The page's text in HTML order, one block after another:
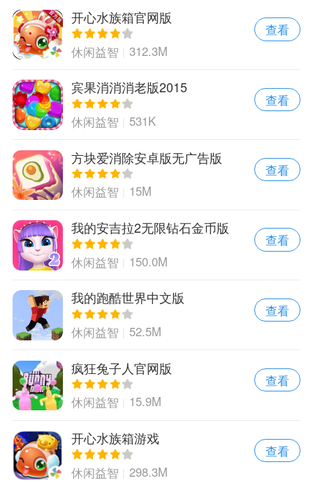
开心水族箱官网版
休闲益智 312.3M
查看
宾果消消消老版2015
休闲益智 531K
查看
方块爱消除安卓版无广告版
休闲益智 15M
查看
我的安吉拉2无限钻石金币版
休闲益智 150.0M
查看
我的跑酷世界中文版
休闲益智 52.5M
查看
疯狂兔子人官网版
休闲益智 15.9M
查看
开心水族箱游戏
休闲益智 298.3M
查看